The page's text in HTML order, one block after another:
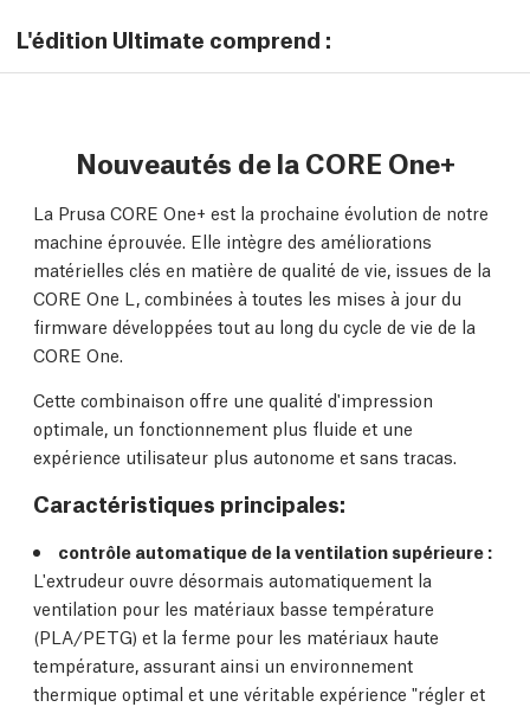
L'édition Ultimate comprend :
Nouveautés de la CORE One+
La Prusa CORE One+ est la prochaine évolution de notre
machine éprouvée. Elle intègre des améliorations
matérielles clés en matière de qualité de vie, issues de la
CORE One L, combinées à toutes les mises à jour du
firmware développées tout au long du cycle de vie de la
CORE One.
Cette combinaison offre une qualité d'impression
optimale, un fonctionnement plus fluide et une
expérience utilisateur plus autonome et sans tracas.
Caractéristiques principales:
contrôle automatique de la ventilation supérieure :
L'extrudeur ouvre désormais automatiquement la
ventilation pour les matériaux basse température
(PLA/PETG) et la ferme pour les matériaux haute
température, assurant ainsi un environnement
thermique optimal et une véritable expérience "régler et